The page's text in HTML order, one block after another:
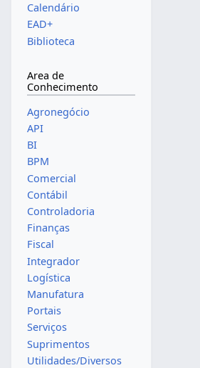
Calendário
EAD+
Biblioteca
Area de
Conhecimento
Agronegócio
API
BI
BPM
Comercial
Contábil
Controladoria
Finanças
Fiscal
Integrador
Logística
Manufatura
Portais
Serviços
Suprimentos
Utilidades/Diversos